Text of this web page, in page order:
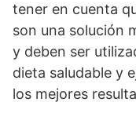
tener en cuenta
son una solución
y deben ser
dieta saludable y
los mejores